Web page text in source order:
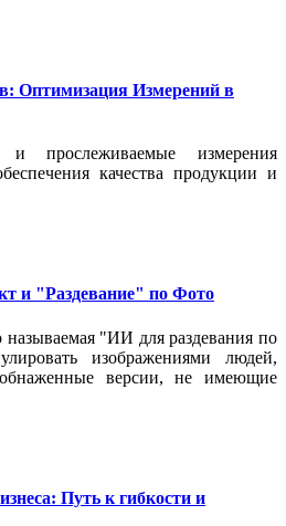
Оптимизация Измерений в
прослеживаемые измерения
качества продукции и
и "Раздевание" по Фото
называемая "ИИ для раздевания по
изображениями людей,
обнаженные версии, не имеющие
Путь к гибкости и